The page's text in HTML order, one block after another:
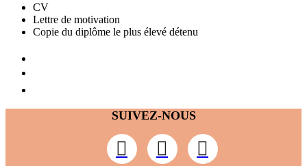
CV
Lettre de motivation
Copie du diplôme le plus élevé détenu
SUIVEZ-NOUS